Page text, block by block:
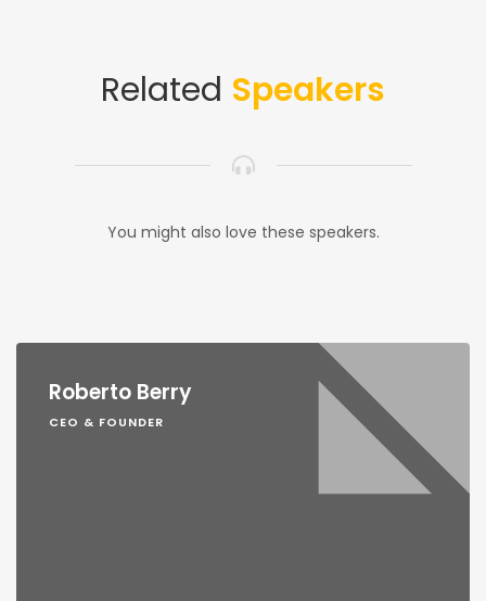
Related Speakers
You might also love these speakers.
Roberto Berry
CEO & FOUNDER